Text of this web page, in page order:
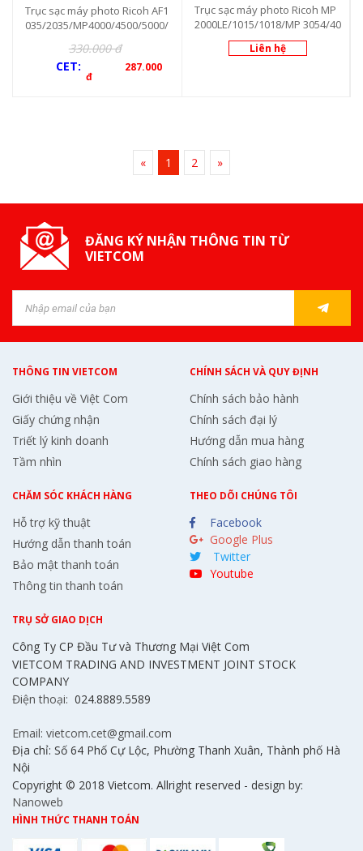
Trục sạc máy photo Ricoh AF1
035/2035/MP4000/4500/5000/
330.000 đ
CET:
287.000
đ
Trục sạc máy photo Ricoh MP
2000LE/1015/1018/MP 3054/40
54/5054/6054 (CET3267)
Liên hệ
« 1 2 »
ĐĂNG KÝ NHẬN THÔNG TIN TỪ
VIETCOM
THÔNG TIN VIETCOM
Giới thiệu về Việt Com
Giấy chứng nhận
Triết lý kinh doanh
Tầm nhìn
CHÍNH SÁCH VÀ QUY ĐỊNH
Chính sách bảo hành
Chính sách đại lý
Hướng dẫn mua hàng
Chính sách giao hàng
CHĂM SÓC KHÁCH HÀNG
Hỗ trợ kỹ thuật
Hướng dẫn thanh toán
Bảo mật thanh toán
Thông tin thanh toán
THEO DÕI CHÚNG TÔI
Facebook
Google Plus
Twitter
Youtube
TRỤ SỞ GIAO DỊCH
Công Ty CP Đầu Tư và Thương Mại Việt Com
VIETCOM TRADING AND INVESTMENT JOINT STOCK
COMPANY
Điện thoại: 024.8889.5589
Email: vietcom.cet@gmail.com
Địa chỉ: Số 64 Phố Cự Lộc, Phường Thanh Xuân, Thành phố Hà
Nội
Copyright © 2018 Vietcom. Allright reserved - design by:
Nanoweb
HÌNH THỨC THANH TOÁN